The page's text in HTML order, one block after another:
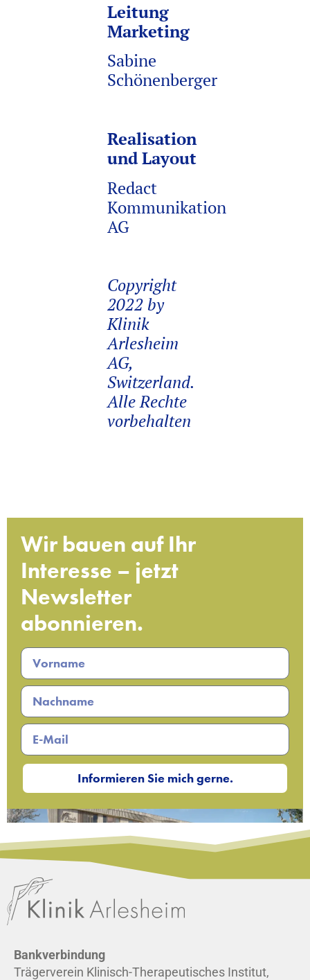
Leitung
Marketing
Sabine
Schönenberger
Realisation
und Layout
Redact
Kommunikation
AG
Copyright
2022 by
Klinik
Arlesheim
AG,
Switzerland.
Alle Rechte
vorbehalten
Wir bauen auf Ihr
Interesse – jetzt
Newsletter
abonnieren.
Informieren Sie mich gerne.
Bankverbindung
Trägerverein Klinisch-Therapeutisches Institut,